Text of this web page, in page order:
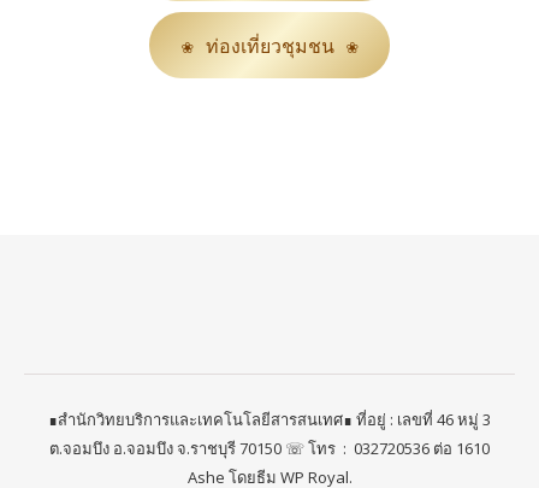
❀ ท่องเที่ยวชุมชน ❀
∎สำนักวิทยบริการและเทคโนโลยีสารสนเทศ∎ ที่อยู่ : เลขที่ 46 หมู่ 3
ต.จอมบึง อ.จอมบึง จ.ราชบุรี 70150 ☏ โทร ​ : ​ 032720536 ต่อ 1610
Ashe โดยธีม WP Royal.